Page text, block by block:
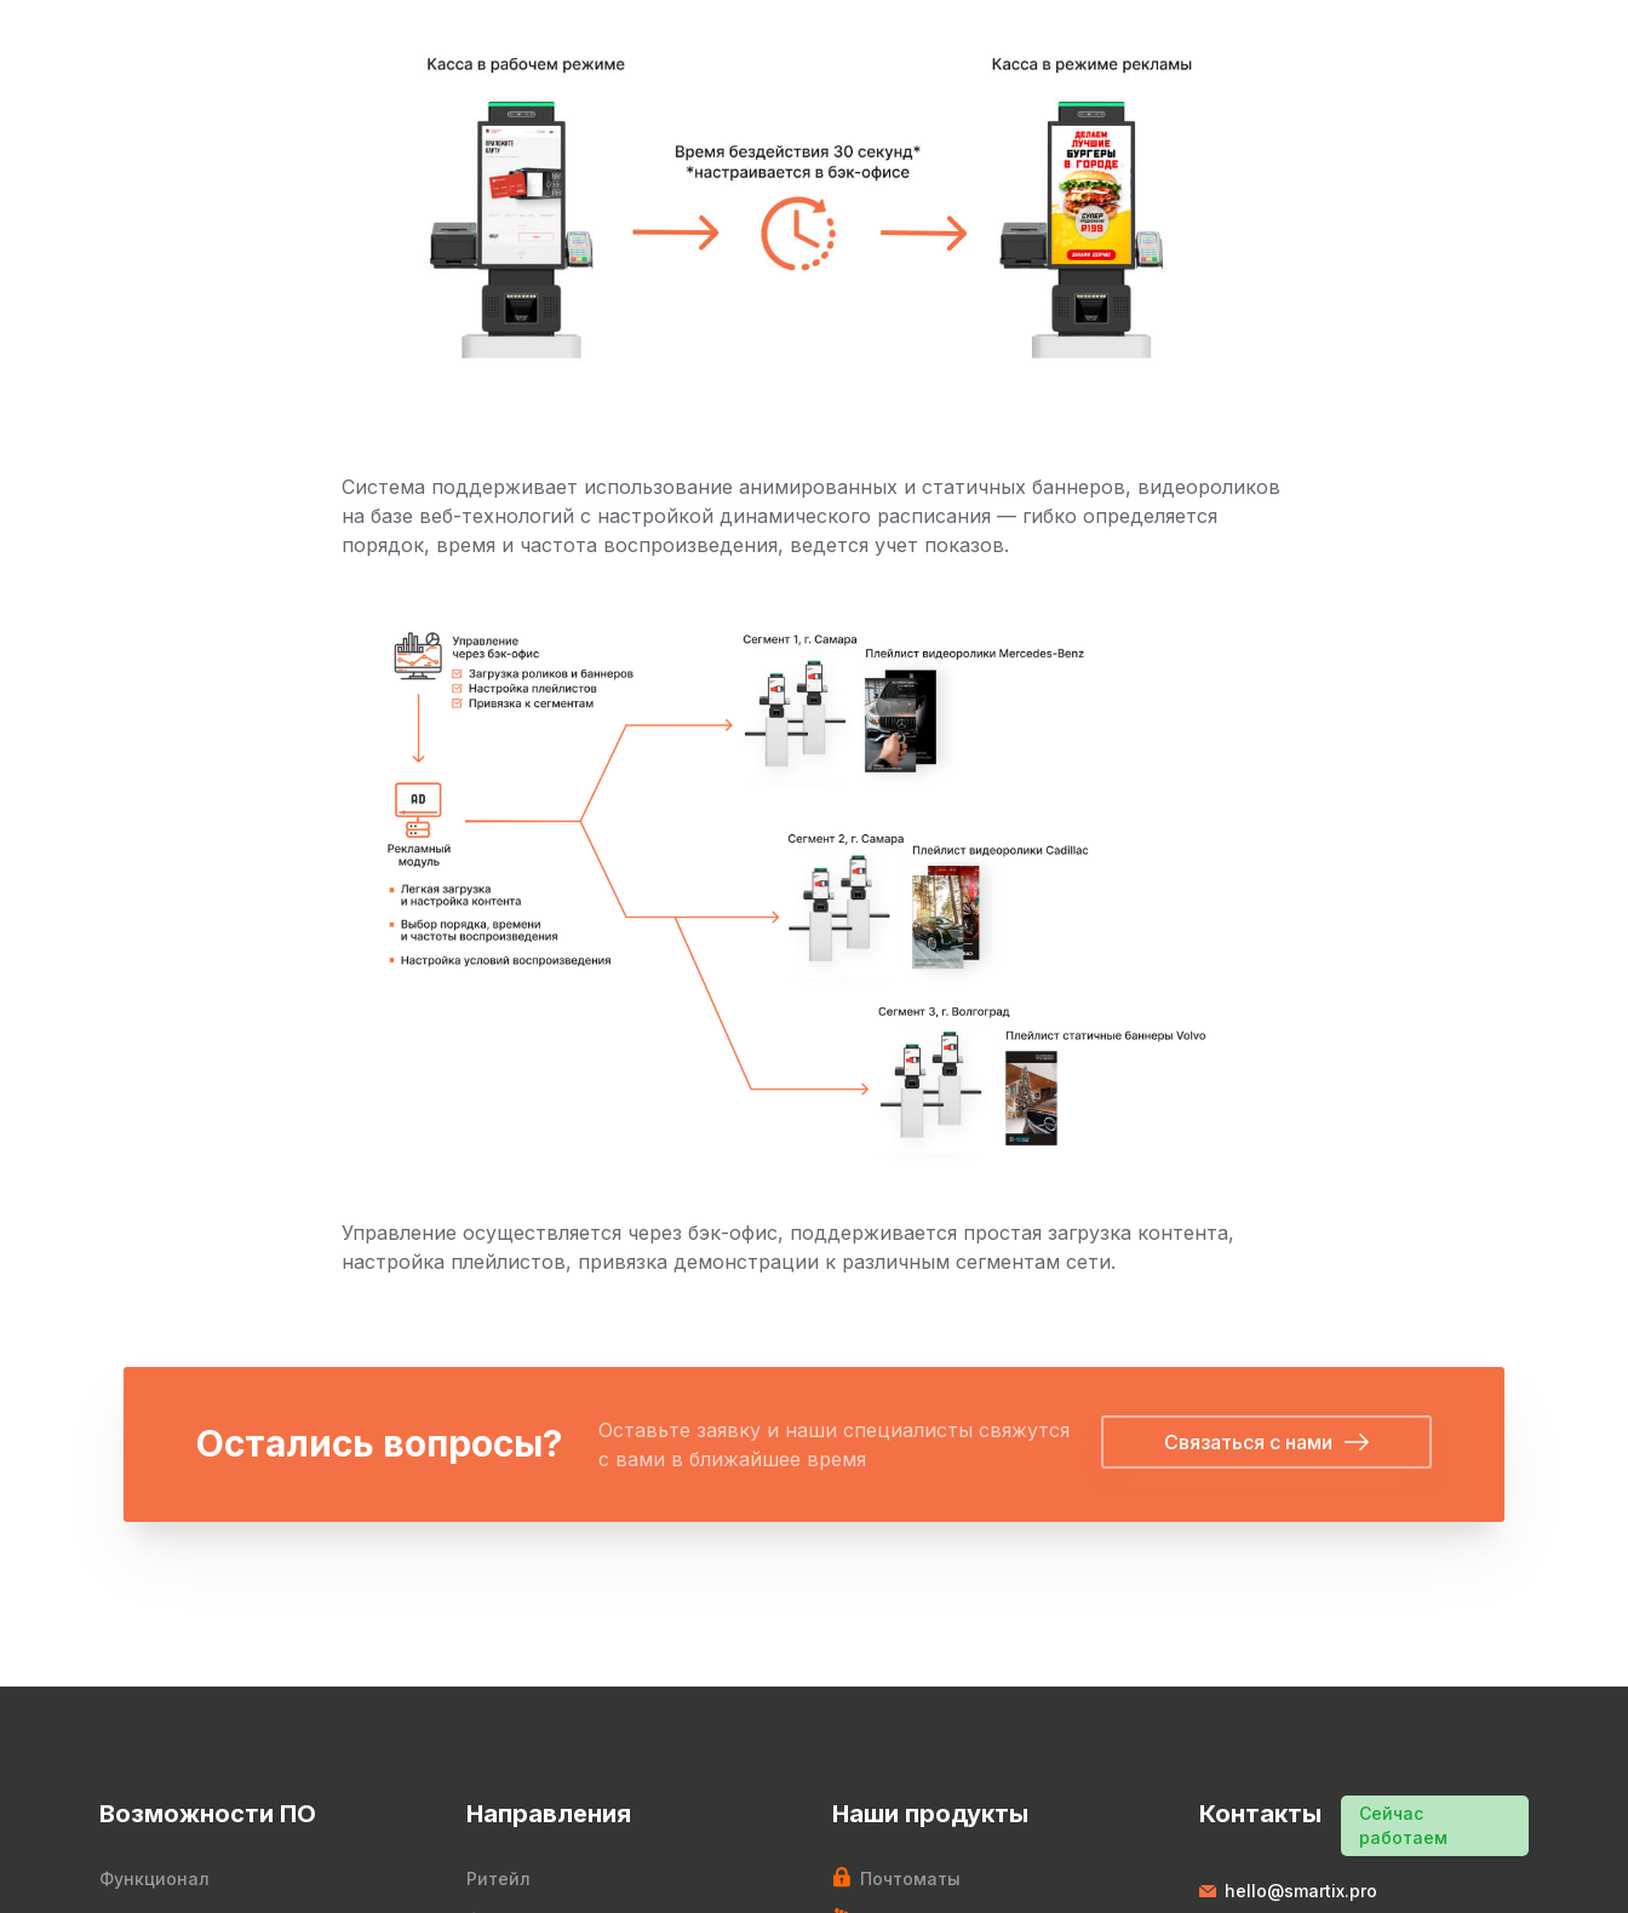
Система поддерживает использование анимированных и статичных баннеров, видеороликов
на базе веб-технологий с настройкой динамического расписания — гибко определяется
порядок, время и частота воспроизведения, ведется учет показов.
Управление осуществляется через бэк-офис, поддерживается простая загрузка контента,
настройка плейлистов, привязка демонстрации к различным сегментам сети.
Остались вопросы?
Оставьте заявку и наши специалисты свяжутся
с вами в ближайшее время
Связаться с нами
Возможности ПО
Функционал
Направления
Ритейл
Наши продукты
Почтоматы
Контакты
Сейчас
работаем
hello@smartix.pro